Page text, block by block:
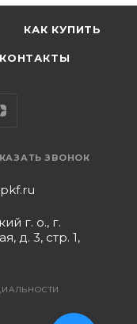
КАК КУПИТЬ
КОНТАКТЫ
ЗВОНОК
г. о., г.
д. 3, стр. 1,